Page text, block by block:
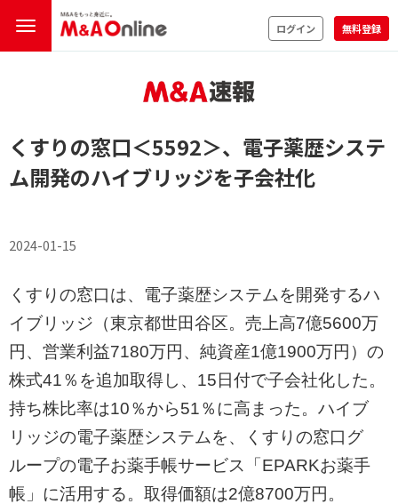
ログイン 無料登録
くすりの窓口＜5592＞、電子薬歴システ
ム開発のハイブリッジを子会社化
2024-01-15
くすりの窓口は、電子薬歴システムを開発するハ
イブリッジ（東京都世田谷区。売上高7億5600万
円、営業利益7180万円、純資産1億1900万円）の
株式41％を追加取得し、15日付で子会社化した。
持ち株比率は10％から51％に高まった。ハイブ
リッジの電子薬歴システムを、くすりの窓口グ
ループの電子お薬手帳サービス「EPARKお薬手
帳」に活用する。取得価額は2億8700万円。